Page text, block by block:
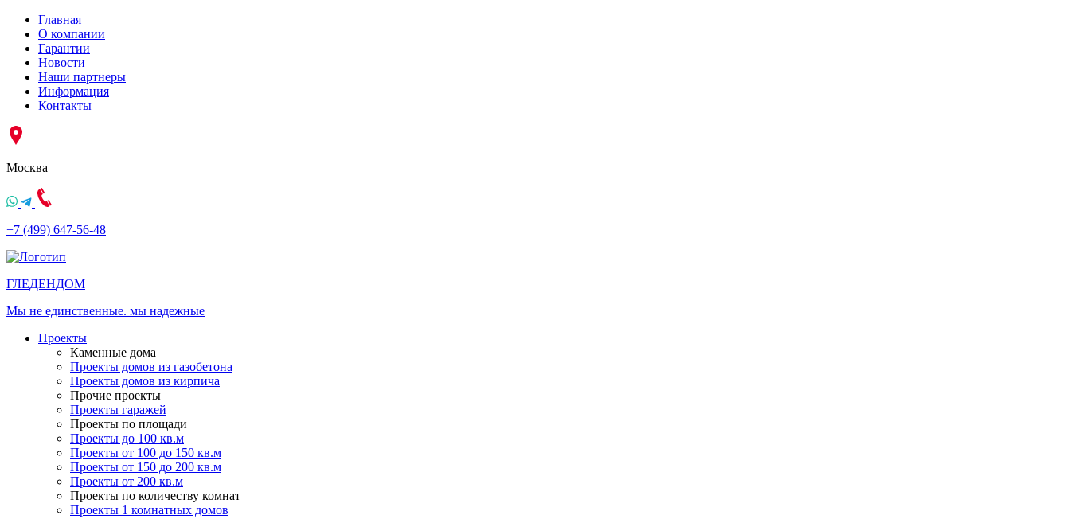
Главная
О компании
Гарантии
Новости
Наши партнеры
Информация
Контакты
Москва
+7 (499) 647-56-48
ГЛЕДЕНДОМ
Мы не единственные. мы надежные
Проекты
Каменные дома
Проекты домов из газобетона
Проекты домов из кирпича
Прочие проекты
Проекты гаражей
Проекты по площади
Проекты до 100 кв.м
Проекты от 100 до 150 кв.м
Проекты от 150 до 200 кв.м
Проекты от 200 кв.м
Проекты по количеству комнат
Проекты 1 комнатных домов